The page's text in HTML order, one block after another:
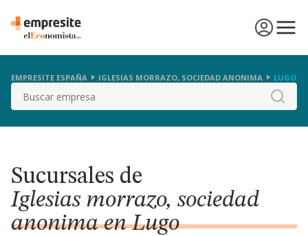
EMPRESITE ESPAÑA IGLESIAS MORRAZO, SOCIEDAD ANONIMA LUGO
Buscar
Sucursales de
Iglesias morrazo, sociedad
anonima en Lugo